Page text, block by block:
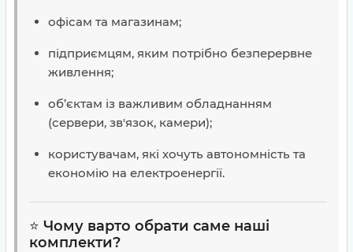
офісам та магазинам;
підприємцям, яким потрібно безперервне
живлення;
об’єктам із важливим обладнанням
(сервери, зв'язок, камери);
користувачам, які хочуть автономність та
економію на електроенергії.
⭐ Чому варто обрати саме наші
комплекти?